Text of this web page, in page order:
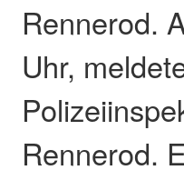
Rennerod.
Uhr,
Rennerod.